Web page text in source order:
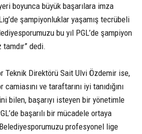
boyunca büyük başarılara imza
şampiyonluklar yaşamış tecrübeli
bu yıl PGL’de şampiyon
dedi.
Teknik Direktörü Sait Ulvi Özdemir ise,
ve taraftarını iyi tanıdığını
bilen, başarıyı isteyen bir yönetimle
başarılı bir mücadele ortaya
profesyonel lige